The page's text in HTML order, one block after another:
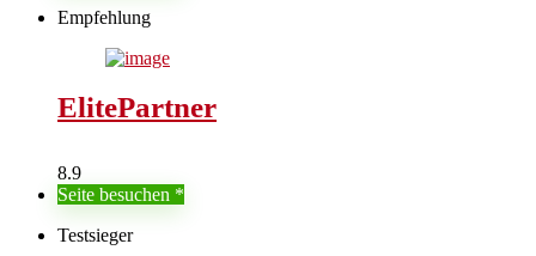
Empfehlung
ElitePartner
8.9
Seite besuchen
Testsieger